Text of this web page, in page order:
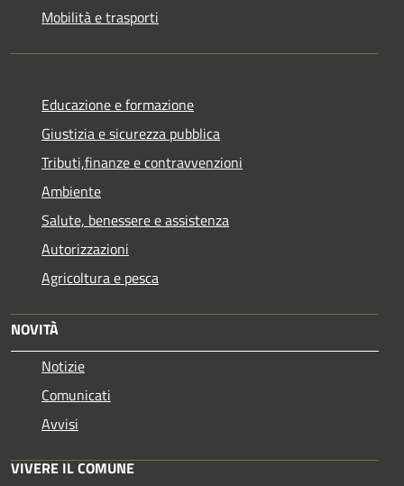
Mobilità e trasporti
Educazione e formazione
Giustizia e sicurezza pubblica
Tributi,finanze e contravvenzioni
Ambiente
Salute, benessere e assistenza
Autorizzazioni
Agricoltura e pesca
NOVITÀ
Notizie
Comunicati
Avvisi
VIVERE IL COMUNE